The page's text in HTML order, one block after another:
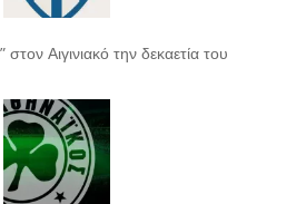
στον Αιγινιακό την δεκαετία του